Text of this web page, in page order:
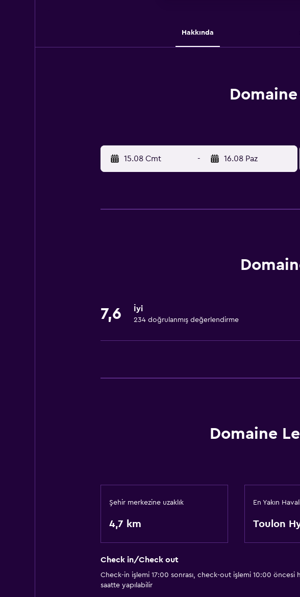
Hakkında
15.08 Cmt - 16.08 Paz
7,6 İyi
234 doğrulanmış değerlendirme
Domaine
Şehir merkezine uzaklık
4,7 km
En Yakın
Toulon
Check in/Check out
Check-in işlemi 17:00 sonrası, check-out işlemi 10:00 öncesi
saatte yapılabilir